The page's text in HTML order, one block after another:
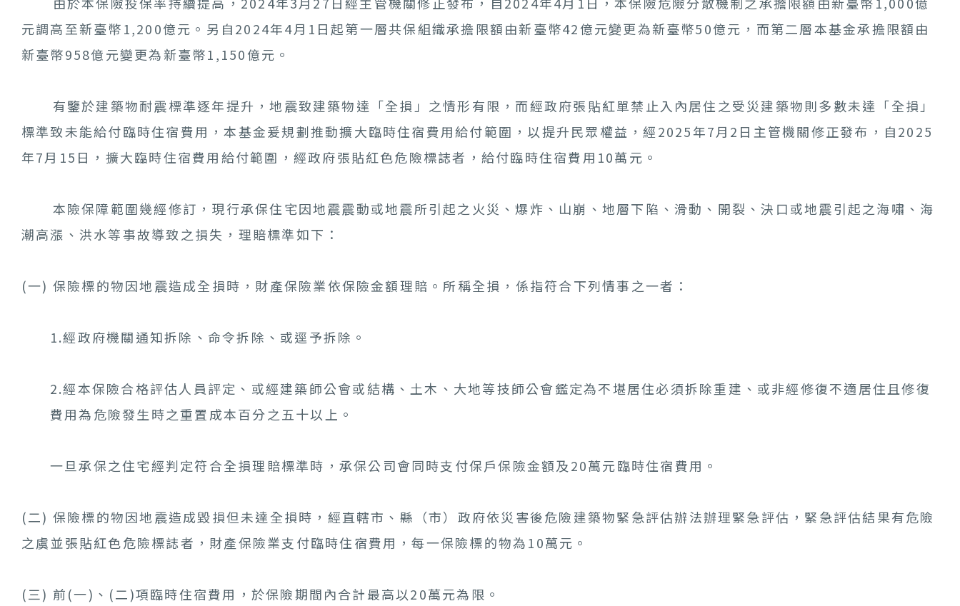
元調高至新臺幣1,200億元。另自2024年4月1日起第一層共保組織承擔限額由新臺幣42億元變更為新臺幣50億元，而第二層本基金承擔限額由
新臺幣958億元變更為新臺幣1,150億元。
有鑒於建築物耐震標準逐年提升，地震致建築物達「全損」之情形有限，而經政府張貼紅單禁止入內居住之受災建築物則多數未達「全損」
標準致未能給付臨時住宿費用，本基金爰規劃推動擴大臨時住宿費用給付範圍，以提升民眾權益，經2025年7月2日主管機關修正發布，自2025
年7月15日，擴大臨時住宿費用給付範圍，經政府張貼紅色危險標誌者，給付臨時住宿費用10萬元。
本險保障範圍幾經修訂，現行承保住宅因地震震動或地震所引起之火災、爆炸、山崩、地層下陷、滑動、開裂、決口或地震引起之海嘯、海
潮高漲、洪水等事故導致之損失，理賠標準如下：
(一) 保險標的物因地震造成全損時，財產保險業依保險金額理賠。所稱全損，係指符合下列情事之一者：
1.經政府機關通知拆除、命令拆除、或逕予拆除。
2.經本保險合格評估人員評定、或經建築師公會或結構、土木、大地等技師公會鑑定為不堪居住必須拆除重建、或非經修復不適居住且修復
費用為危險發生時之重置成本百分之五十以上。
一旦承保之住宅經判定符合全損理賠標準時，承保公司會同時支付保戶保險金額及20萬元臨時住宿費用。
(二) 保險標的物因地震造成毀損但未達全損時，經直轄市、縣（市）政府依災害後危險建築物緊急評估辦法辦理緊急評估，緊急評估結果有危險
之虞並張貼紅色危險標誌者，財產保險業支付臨時住宿費用，每一保險標的物為10萬元。
(三) 前(一)、(二)項臨時住宿費用，於保險期間內合計最高以20萬元為限。